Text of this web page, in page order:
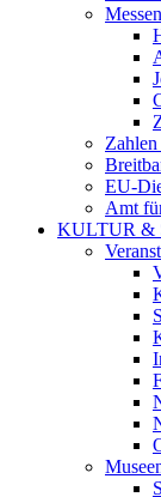
Messen
EU-
Amt
KULTUR &